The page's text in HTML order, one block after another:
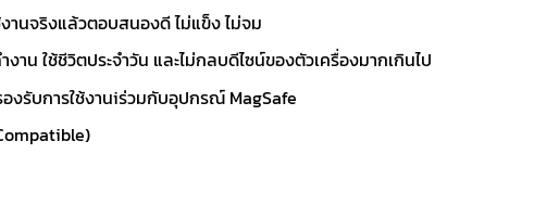
นจริงแล้วตอบสนองดี ไม่แข็ง ไม่จม
าน ใช้ชีวิตประจำวัน และไม่กลบดีไซน์ของตัวเครื่องมากเกินไป
งรับการใช้งานiร่วมกับอุปกรณ์ MagSafe